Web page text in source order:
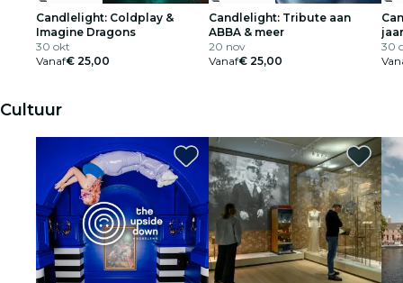
Candlelight: Coldplay &
Imagine Dragons
30 okt
Vanaf€ 25,00
Candlelight: Tribute aan
ABBA & meer
20 nov
Vanaf€ 25,00
30
Cultuur